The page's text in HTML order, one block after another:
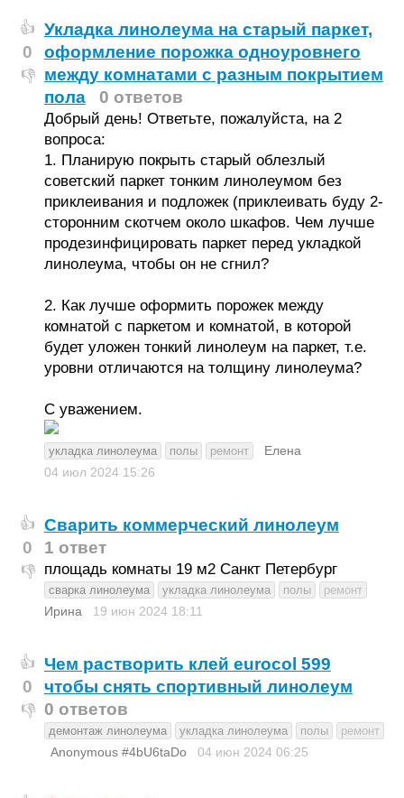
👍
0
👎
Укладка линолеума на старый паркет,
оформление порожка одноуровнего
между комнатами с разным покрытием
пола
0 ответов
Добрый день! Ответьте, пожалуйста, на 2
вопроса:
1. Планирую покрыть старый облезлый
советский паркет тонким линолеумом без
приклеивания и подложек (приклеивать буду 2-
сторонним скотчем около шкафов. Чем лучше
продезинфицировать паркет перед укладкой
линолеума, чтобы он не сгнил?
2. Как лучше оформить порожек между
комнатой с паркетом и комнатой, в которой
будет уложен тонкий линолеум на паркет, т.е.
уровни отличаются на толщину линолеума?
С уважением.
укладка линолеума полы ремонт
Елена
04 июл 2024 15:26
👍
0
👎
Сварить коммерческий линолеум
1 ответ
площадь комнаты 19 м2 Санкт Петербург
сварка линолеума укладка линолеума полы ремонт
Ирина 19 июн 2024 18:11
👍
0
👎
Чем растворить клей eurocol 599
чтобы снять спортивный линолеум
0 ответов
демонтаж линолеума укладка линолеума полы ремонт
Anonymous #4bU6taDo 04 июн 2024 06:25